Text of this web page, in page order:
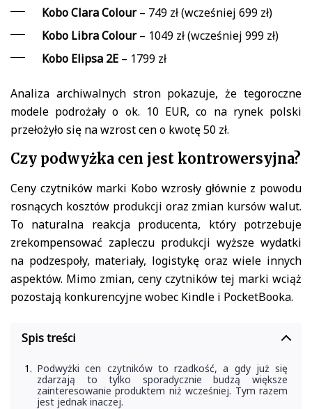
Kobo Clara Colour– 749 zł (wcześniej 699 zł)
Kobo Libra Colour– 1049 zł (wcześniej 999 zł)
Kobo Elipsa 2E – 1799 zł
Analiza archiwalnych stron pokazuje, że tegoroczne
modele podrożały o ok. 10 EUR, co na rynek polski
przełożyło się na wzrost cen o kwotę 50 zł.
Czy podwyżka cen jest kontrowersyjna?
Ceny czytników marki Kobo wzrosły głównie z powodu
rosnących kosztów produkcji oraz zmian kursów walut.
To naturalna reakcja producenta, który potrzebuje
zrekompensować zapleczu produkcji wyższe wydatki
na podzespoły, materiały, logistykę oraz wiele innych
aspektów. Mimo zmian, ceny czytników tej marki wciąż
pozostają konkurencyjne wobec Kindle i PocketBooka.
Spis treści
Podwyżki cen czytników to rzadkość, a gdy już się
zdarzają to tylko sporadycznie budzą większe
zainteresowanie produktem niż wcześniej. Tym razem
jest jednak inaczej.